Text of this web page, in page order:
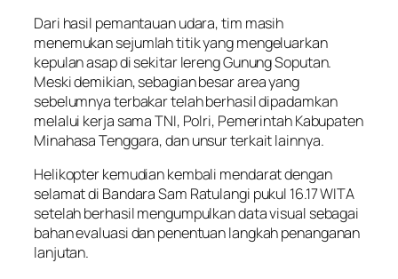
Dari hasil pemantauan udara, tim masih
menemukan sejumlah titik yang mengeluarkan
kepulan asap di sekitar lereng Gunung Soputan.
Meski demikian, sebagian besar area yang
sebelumnya terbakar telah berhasil dipadamkan
melalui kerja sama TNI, Polri, Pemerintah Kabupaten
Minahasa Tenggara, dan unsur terkait lainnya.
Helikopter kemudian kembali mendarat dengan
selamat di Bandara Sam Ratulangi pukul 16.17 WITA
setelah berhasil mengumpulkan data visual sebagai
bahan evaluasi dan penentuan langkah penanganan
lanjutan.